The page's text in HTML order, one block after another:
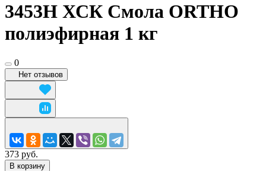
3453Н ХСК Смола ORTHO
полиэфирная 1 кг
0
Нет отзывов
373 руб.
В корзину